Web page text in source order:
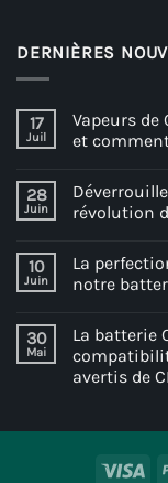
DERNIÈRES
17
Juil
Vapeurs de
et
28
Juin
révolution
10
Juin
La
notre
30
Mai
La batterie
avertis de